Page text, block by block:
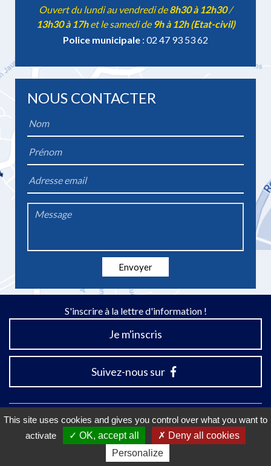
Ouvert du lundi au vendredi de8h30 à 12h30/
13h30 à 17het le samedi de 9h à 12h (Etat-civil)
Police municipale : 02 47 93 53 62
NOUS CONTACTER
*
*
Envoyer
S'inscrire à la lettre d'information !
Je m'inscris
Suivez-nous sur
Mentions Légales Plan du site Accessibilité
This site uses cookies and gives you control over what you want to
activate
OK, accept all
Deny all cookies
Personalize